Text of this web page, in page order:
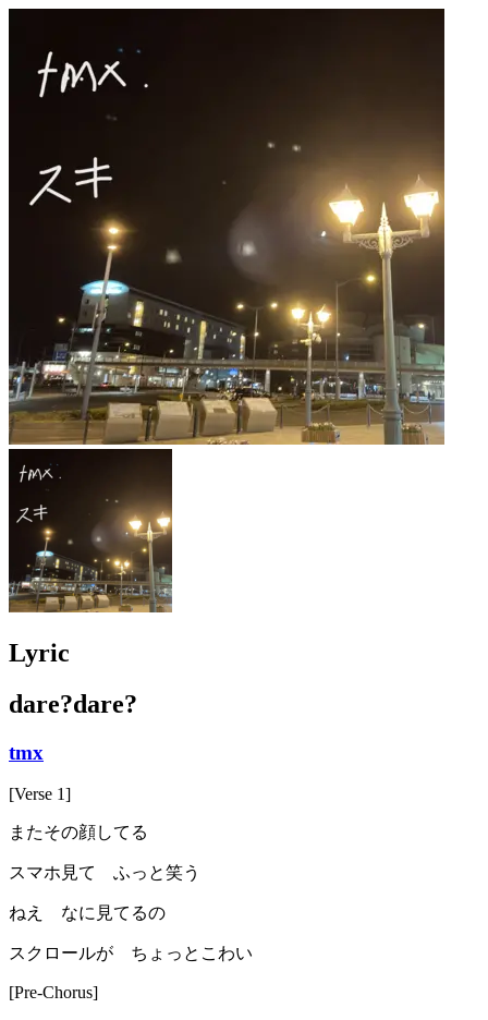
Lyric
dare?dare?
tmx
[Verse 1]
またその顔してる
スマホ見て ふっと笑う
ねえ なに見てるの
スクロールが ちょっとこわい
[Pre-Chorus]